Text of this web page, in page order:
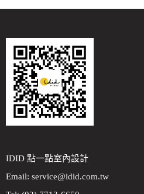
IDID 點一點室內設計
Email: service@idid.com.tw